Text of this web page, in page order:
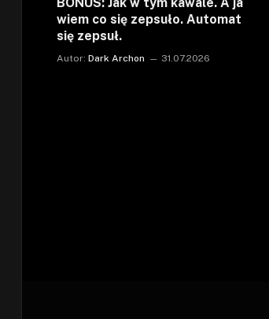
wiem co się zepsuło. Automat
się zepsuł.
Autor: Dark Archon 31.07.2026